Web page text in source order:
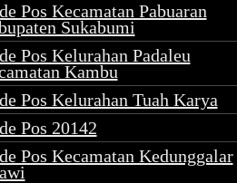
Pos Kecamatan Pabuaran
Sukabumi
Pos Kelurahan Padaleu
Kambu
Pos Kelurahan Tuah Karya
Pos 20142
Pos Kecamatan Kedunggalar